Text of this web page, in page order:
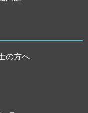
の方へ